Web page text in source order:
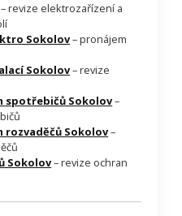
– revize elektrozařízení a
Sokolov– pronájem
Sokolov– revize
spotřebičů Sokolov–
rozvaděčů Sokolov–
Sokolov– revize ochran